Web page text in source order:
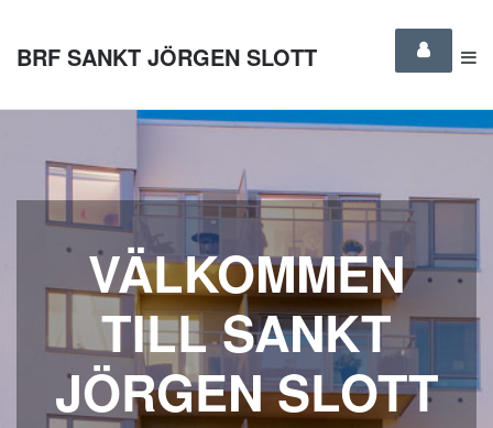
BRF SANKT JÖRGEN SLOTT
VÄLKOMMEN
TILL SANKT
JÖRGEN SLOTT